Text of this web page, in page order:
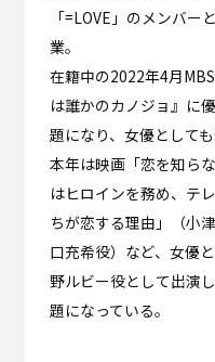
「=LOVE」のメンバ
業。
在籍中の2022年4月
は誰かのカノジョ』に
題になり、女優としても
本年は映画「恋を知ら
はヒロインを務め、テ
ちが恋する理由」（小
口充希役）など、女優
野ルビー役として出演
題になっている。